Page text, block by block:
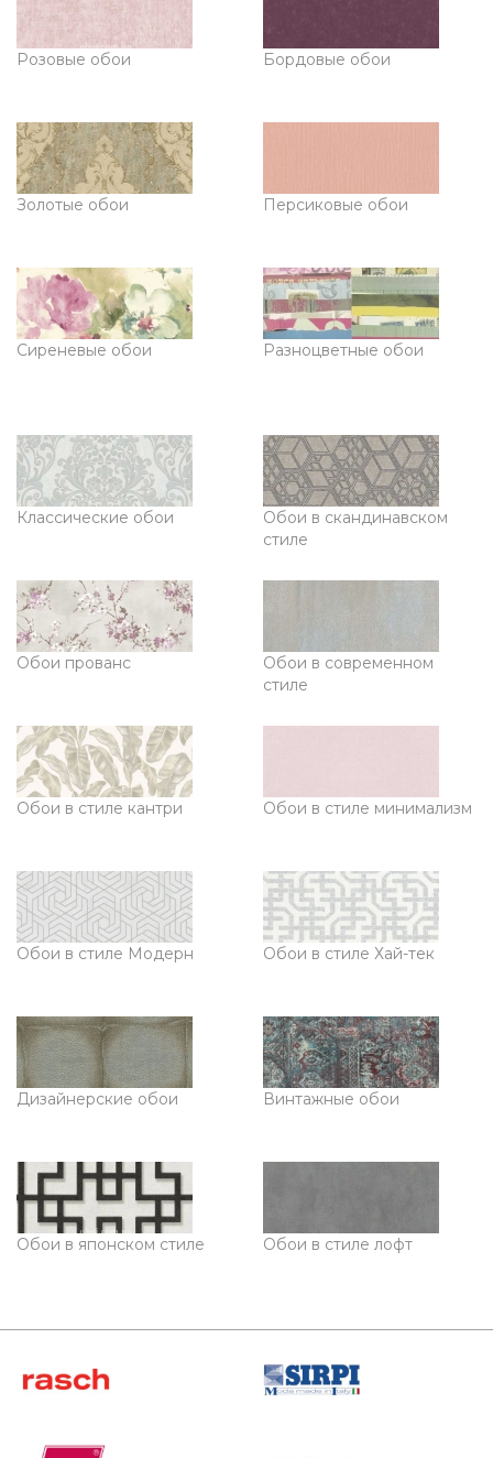
Розовые обои Бордовые обои
Золотые обои Персиковые обои
Сиреневые обои Разноцветные обои
Классические обои
Обои в скандинавском
стиле
Обои прованс
Обои в современном
стиле
Обои в стиле кантри Обои в стиле минимализм
Обои в стиле Модерн Обои в стиле Хай-тек
Дизайнерские обои Винтажные обои
Обои в японском стиле Обои в стиле лофт